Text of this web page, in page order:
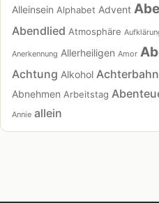
Alleinsein Alphabet Advent
Abendlied Atmosphäre
Anerkennung Allerheiligen Amor
Achtung Alkohol Achterbahn
Abnehmen Arbeitstag
Annie allein